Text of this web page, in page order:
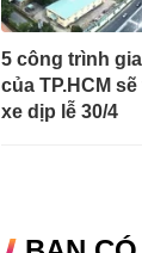
5 công trình
của TP.HCM
xe dịp lễ 30/4